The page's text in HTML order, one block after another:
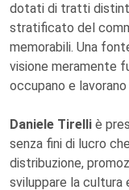
dotati di tratti
stratificato del
memorabili. Una
visione meramente
occupano e
Daniele Tirelli è
senza fini di lucro
distribuzione,
sviluppare la